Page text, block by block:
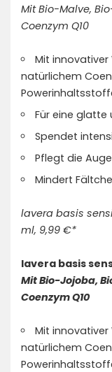
Mit Bio-Malve,
Coenzym Q10
Mit
natürlichem
Für eine
Spendet
Pflegt die
Mindert
lavera basis
ml, 9,99 €*
lavera basis
Mit Bio-Jojoba,
Coenzym Q10
Mit
natürlichem